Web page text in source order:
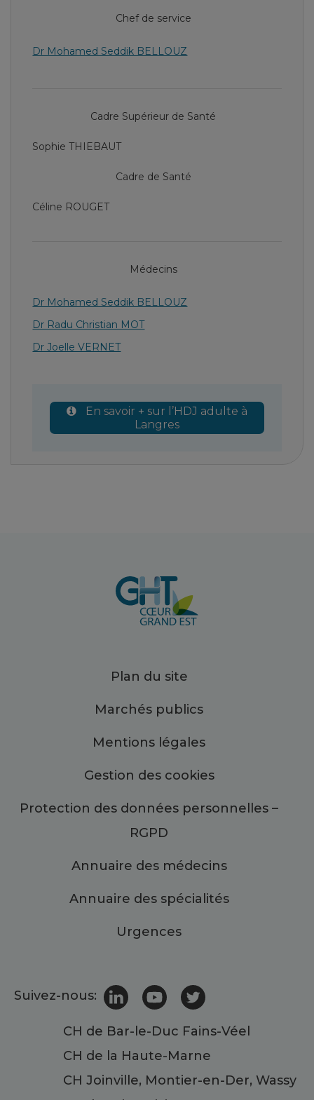
Chef de service
Dr Mohamed Seddik BELLOUZ
Cadre Supérieur de Santé
Sophie THIEBAUT
Cadre de Santé
Céline ROUGET
Médecins
Dr Mohamed Seddik BELLOUZ
Dr Radu Christian MOT
Dr Joelle VERNET
En savoir + sur l’HDJ adulte à
Langres
Plan du site
Marchés publics
Mentions légales
Gestion des cookies
Protection des données personnelles –
RGPD
Annuaire des médecins
Annuaire des spécialités
Urgences
Suivez-nous:
CH de Bar-le-Duc Fains-Véel
CH de la Haute-Marne
CH Joinville, Montier-en-Der, Wassy